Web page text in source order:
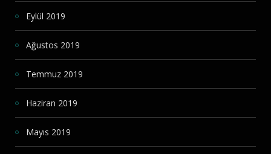
Eylül 2019
Ağustos 2019
Temmuz 2019
Haziran 2019
Mayıs 2019